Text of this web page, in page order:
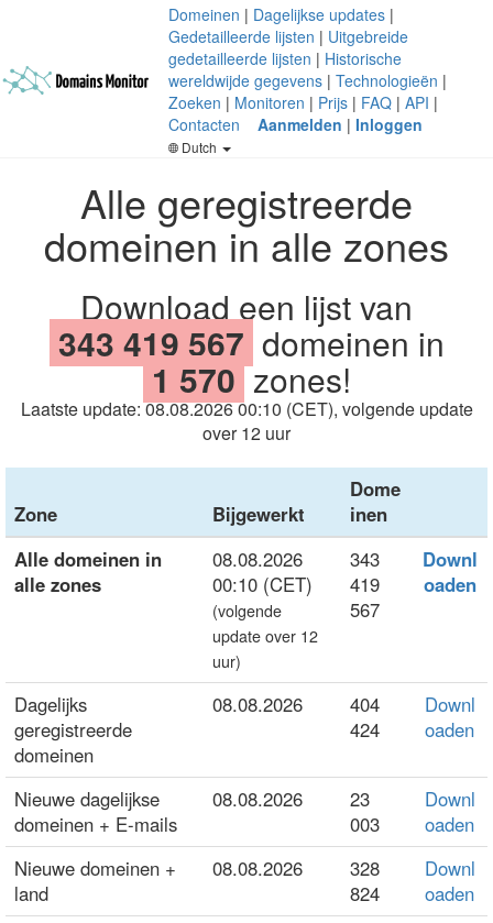
Domeinen | Dagelijkse updates |
Gedetailleerde lijsten | Uitgebreide
gedetailleerde lijsten | Historische
wereldwijde gegevens | Technologieën |
Zoeken | Monitoren | Prijs | FAQ | API |
Contacten
Aanmelden | Inloggen
Dutch
Alle geregistreerde
domeinen in alle zones
Download een lijst van
343 419 567 domeinen in
1 570 zones!
Laatste update: 08.08.2026 00:10 (CET), volgende update
over 12 uur
Zone Bijgewerkt
Dome
inen
Alle domeinen in
alle zones
08.08.2026
00:10 (CET)
(volgende
update over 12
uur)
343
419
567
Downl
oaden
Dagelijks
geregistreerde
domeinen
08.08.2026
404
424
Downl
oaden
Nieuwe dagelijkse
domeinen + E-mails
08.08.2026
23
003
Downl
oaden
Nieuwe domeinen +
land
08.08.2026
328
824
Downl
oaden